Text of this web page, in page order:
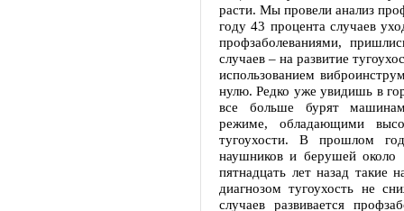
расти. Мы провели анализ
году 43 процента случаев
профзаболеваниями,
случаев – на развитие
использованием
нулю. Редко уже увидишь в
все больше бурят
режиме, обладающими
тугоухости. В прошлом
наушников и берушей около
пятнадцать лет назад такие
диагнозом тугоухость не
случаев развивается